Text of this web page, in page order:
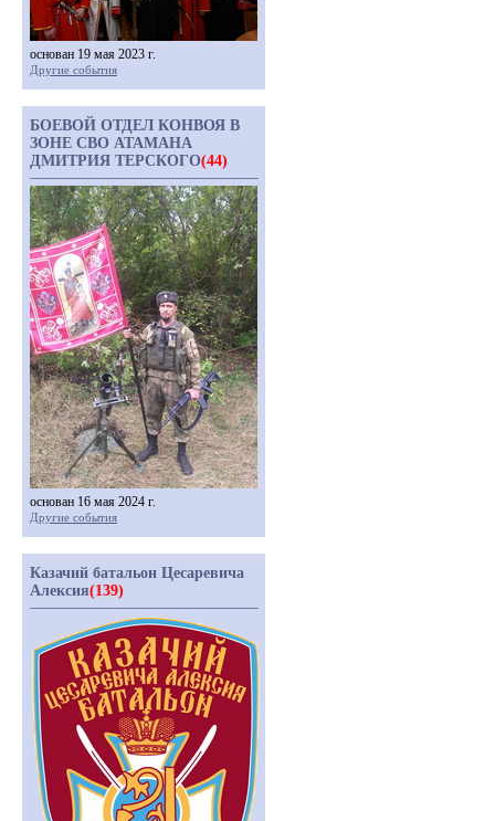
основан 19 мая 2023 г.
Другие события
БОЕВОЙ ОТДЕЛ КОНВОЯ В
ЗОНЕ СВО АТАМАНА
ДМИТРИЯ ТЕРСКОГО(44)
основан 16 мая 2024 г.
Другие события
Казачий батальон Цесаревича
Алексия(139)